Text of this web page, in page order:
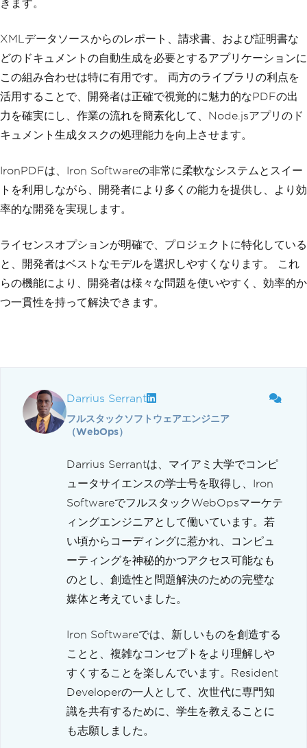
きます。
XMLデータソースからのレポート、請求書、および証明書な
どのドキュメントの自動生成を必要とするアプリケーションに
この組み合わせは特に有用です。 両方のライブラリの利点を
活用することで、開発者は正確で視覚的に魅力的なPDFの出
力を確実にし、作業の流れを簡素化して、Node.jsアプリのド
キュメント生成タスクの処理能力を向上させます。
IronPDFは、Iron Softwareの非常に柔軟なシステムとスイー
トを利用しながら、開発者により多くの能力を提供し、より効
率的な開発を実現します。
ライセンスオプションが明確で、プロジェクトに特化している
と、開発者はベストなモデルを選択しやすくなります。 これ
らの機能により、開発者は様々な問題を使いやすく、効率的か
つ一貫性を持って解決できます。
Darrius Serrant
フルスタックソフトウェアエンジニア
（WebOps）
Darrius Serrantは、マイアミ大学でコンピ
ュータサイエンスの学士号を取得し、Iron
SoftwareでフルスタックWebOpsマーケテ
ィングエンジニアとして働いています。若
い頃からコーディングに惹かれ、コンピュ
ーティングを神秘的かつアクセス可能なも
のとし、創造性と問題解決のための完璧な
媒体と考えていました。
Iron Softwareでは、新しいものを創造する
ことと、複雑なコンセプトをより理解しや
すくすることを楽しんでいます。Resident
Developerの一人として、次世代に専門知
識を共有するために、学生を教えることに
も志願しました。